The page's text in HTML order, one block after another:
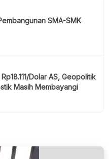
SMA-SMK
Dolar AS, Geopolitik
Masih Membayangi